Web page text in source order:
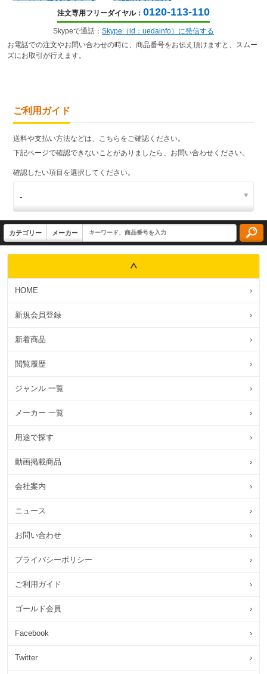
注文専用フリーダイヤル： 0120-113-110
Skypeで通話： Skype（id：uedainfo）に発信する
お電話での注文やお問い合わせの時に、商品番号をお伝え頂けますと、スムー
ズにお取引が行えます。
ご利用ガイド
送料や支払い方法などは、こちらをご確認ください。
下記ページで確認できないことがありましたら、お問い合わせください。
確認したい項目を選択してください。
HOME ›
新規会員登録 ›
新着商品 ›
閲覧履歴 ›
ジャンル 一覧 ›
メーカー 一覧 ›
用途で探す ›
動画掲載商品 ›
会社案内 ›
ニュース ›
お問い合わせ ›
プライバシーポリシー ›
ご利用ガイド ›
ゴールド会員 ›
Facebook ›
Twitter ›